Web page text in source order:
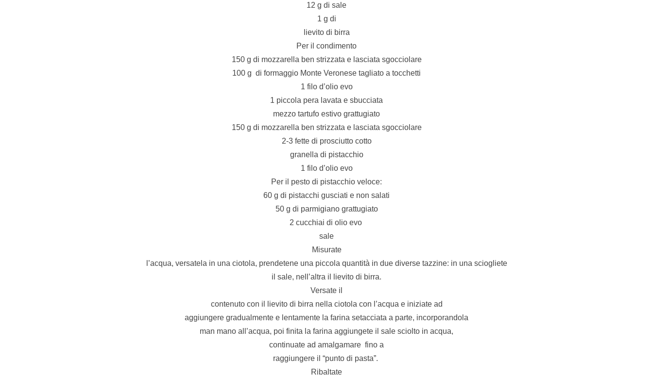
12 g di sale
1 g di
lievito di birra
Per il condimento
150 g di mozzarella ben strizzata e lasciata sgocciolare
100 g di formaggio Monte Veronese tagliato a tocchetti
1 filo d’olio evo
1 piccola pera lavata e sbucciata
mezzo tartufo estivo grattugiato
150 g di mozzarella ben strizzata e lasciata sgocciolare
2-3 fette di prosciutto cotto
granella di pistacchio
1 filo d’olio evo
Per il pesto di pistacchio veloce:
60 g di pistacchi gusciati e non salati
50 g di parmigiano grattugiato
2 cucchiai di olio evo
sale
Misurate
l’acqua, versatela in una ciotola, prendetene una piccola quantità in due diverse tazzine: in una sciogliete
il sale, nell’altra il lievito di birra.
Versate il
contenuto con il lievito di birra nella ciotola con l’acqua e iniziate ad
aggiungere gradualmente e lentamente la farina setacciata a parte, incorporandola
man mano all’acqua, poi finita la farina aggiungete il sale sciolto in acqua,
continuate ad amalgamare fino a
raggiungere il “punto di pasta”.
Ribaltate